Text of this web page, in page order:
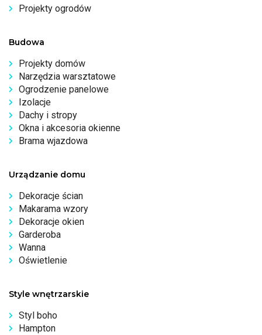
Projekty ogrodów
Budowa
Projekty domów
Narzędzia warsztatowe
Ogrodzenie panelowe
Izolacje
Dachy i stropy
Okna i akcesoria okienne
Brama wjazdowa
Urządzanie domu
Dekoracje ścian
Makarama wzory
Dekoracje okien
Garderoba
Wanna
Oświetlenie
Style wnętrzarskie
Styl boho
Hampton